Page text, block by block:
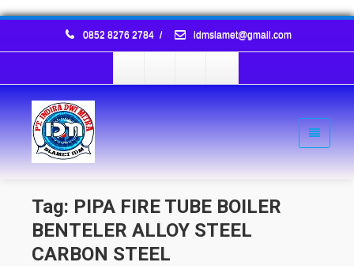
0852 8276 2784 / idmslamet@gmail.com
Tag: PIPA FIRE TUBE BOILER
BENTELER ALLOY STEEL
CARBON STEEL